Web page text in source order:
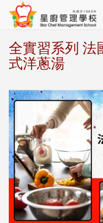
全實習系列 法
式洋蔥湯